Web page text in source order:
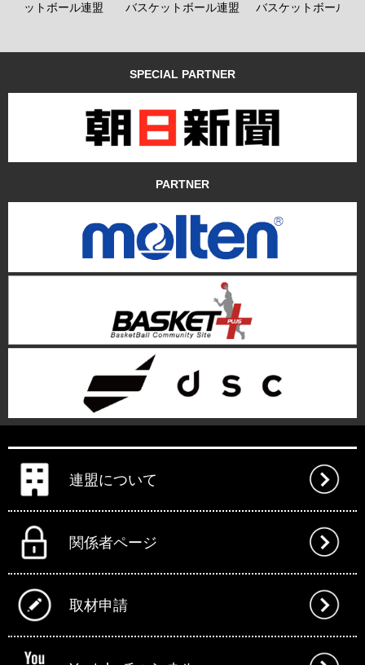
ケットボール連盟
バスケットボール連盟
バスケットボール連
SPECIAL PARTNER
PARTNER
連盟について
関係者ページ
取材申請